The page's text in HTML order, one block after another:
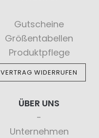
Gutscheine
Größentabellen
Produktpflege
VERTRAG WIDERRUFEN
ÜBER UNS
Unternehmen